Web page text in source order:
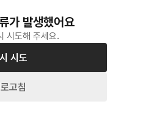
가 발생했어요
시도해 주세요.
시도
고침